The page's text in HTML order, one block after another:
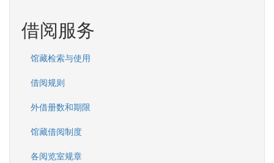
借阅服务
馆藏检索与使用
借阅规则
外借册数和期限
馆藏借阅制度
各阅览室规章